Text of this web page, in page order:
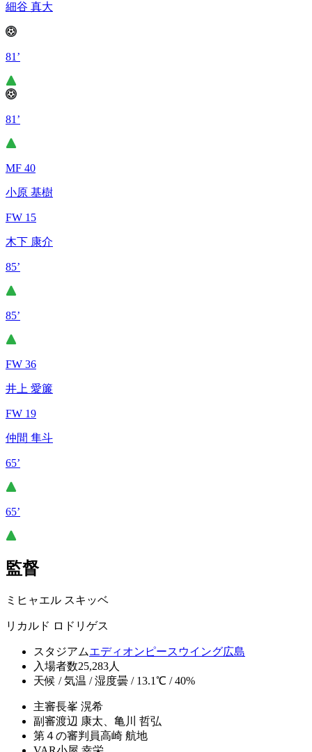
細谷 真大
81’
81’
MF 40
小原 基樹
FW 15
木下 康介
85’
85’
FW 36
井上 愛簾
FW 19
仲間 隼斗
65’
65’
監督
ミヒャエル スキッベ
リカルド ロドリゲス
スタジアムエディオンピースウイング広島
入場者数25,283人
天候 / 気温 / 湿度曇 / 13.1℃ / 40%
主審長峯 滉希
副審渡辺 康太、亀川 哲弘
第４の審判員高崎 航地